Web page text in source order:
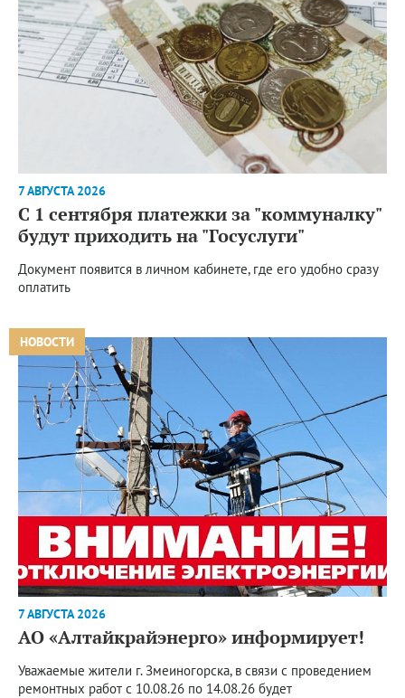
7 АВГУСТА 2026
С 1 сентября платежки за "коммуналку"
будут приходить на "Госуслуги"
Документ появится в личном кабинете, где его удобно сразу
оплатить
НОВОСТИ
7 АВГУСТА 2026
АО «Алтайкрайэнерго» информирует!
Уважаемые жители г. Змеиногорска, в связи с проведением
ремонтных работ с 10.08.26 по 14.08.26 будет